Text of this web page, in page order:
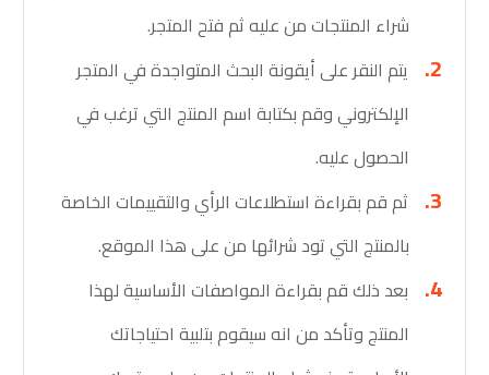
شراء المنتجات من عليه ثم فتح المتجر.
يتم النقر على أيقونة البحث المتواجدة في المتجر
الإلكتروني وقم بكتابة اسم المنتج التي ترغب في
الحصول عليه.
ثم قم بقراءة استطلاعات الرأي والتقييمات الخاصة
بالمنتج التي تود شرائها من على هذا الموقع.
بعد ذلك قم بقراءة المواصفات الأساسية لهذا
المنتج وتأكد من انه سيقوم بتلبية احتياجاتك